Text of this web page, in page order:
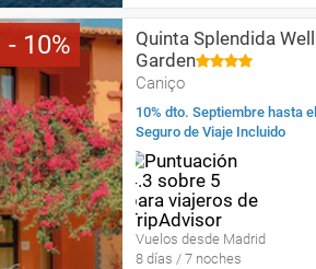
10
Quinta Splendida
Garden
Caniço
10% dto. Septiembre hasta
Seguro de Viaje Incluido
Vuelos desde Madrid
8 días / 7 noches